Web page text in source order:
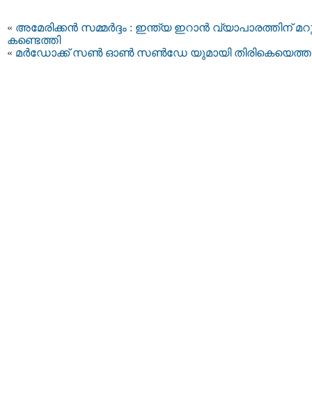
« അമേരിക്കന്‍ സമ്മര്‍ദ്ദം : ഇന്ത്യ ഇറാന്‍ വ്യാപാരത്തിന്
കണ്ടെത്തി
« മര്‍ഡോക്ക്‌ സണ്‍ ഓണ്‍ സണ്‍ഡേ യുമായി